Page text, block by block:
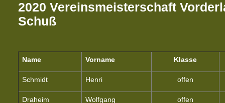
2020 Vereinsmeisterschaft
Schuß
Name Vorname Klasse
Schmidt Henri offen
Draheim Wolfgang offen